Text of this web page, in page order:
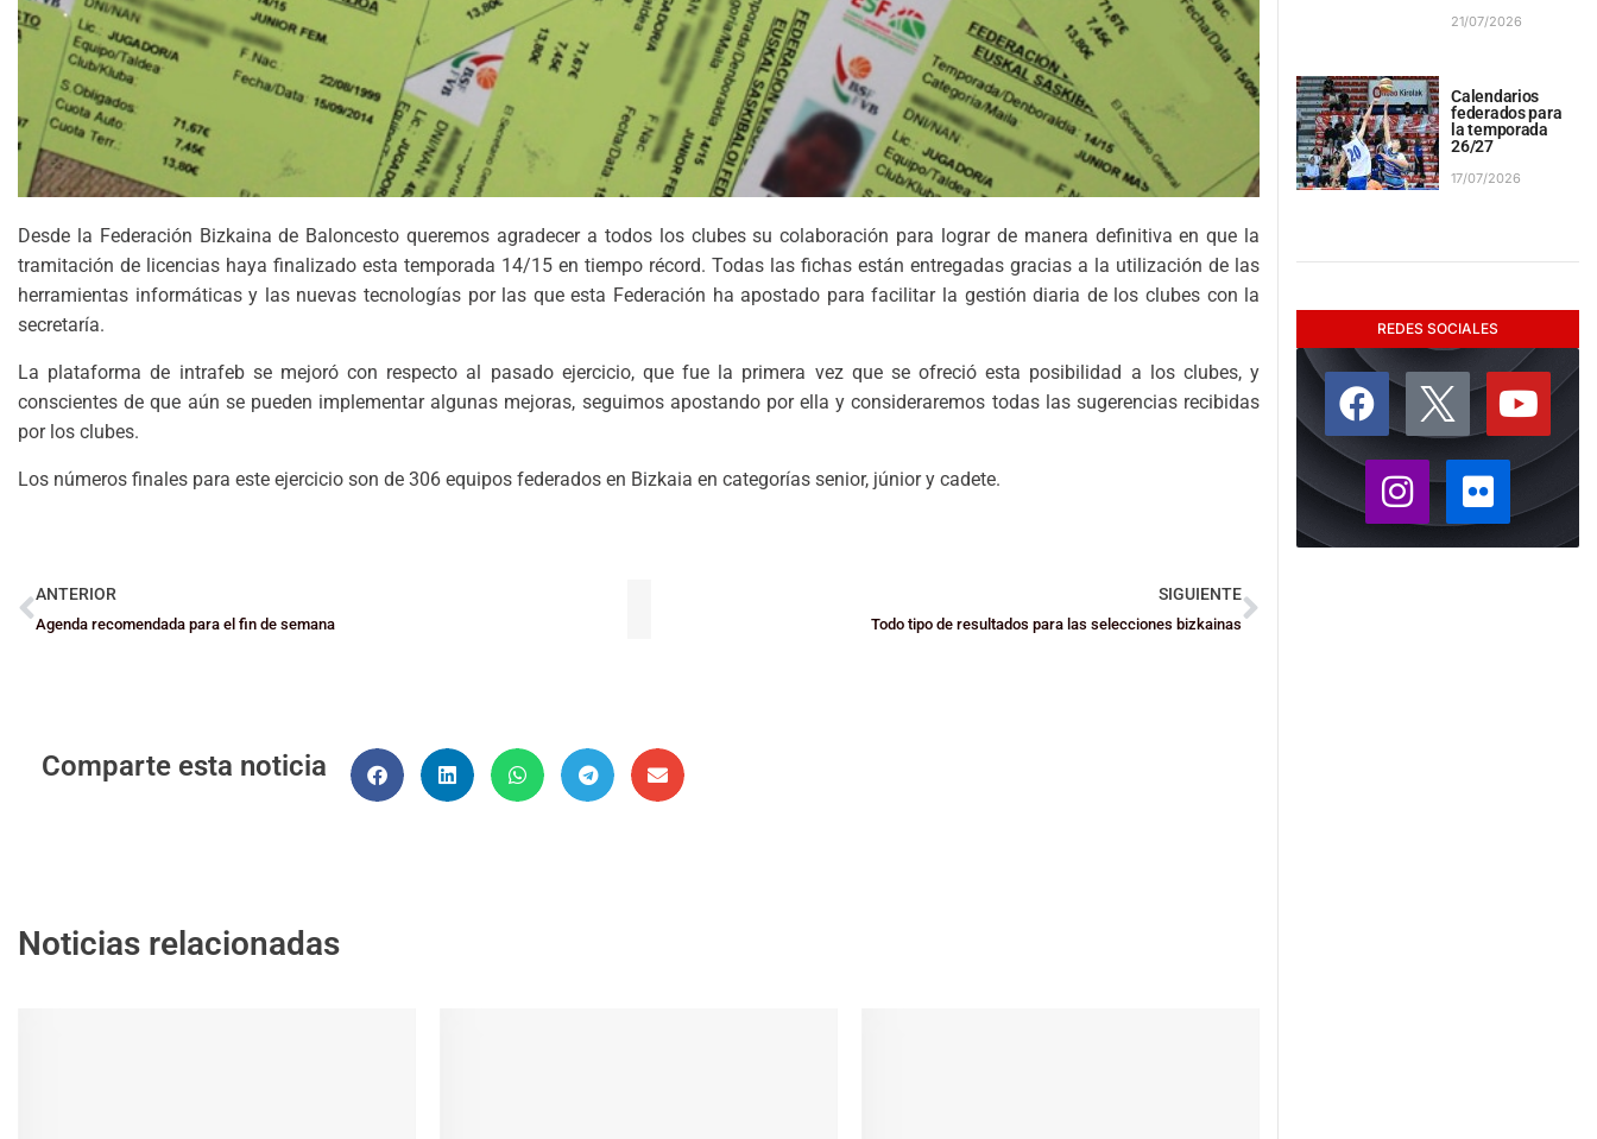
Desde la Federación Bizkaina de Baloncesto queremos agradecer a todos los clubes su colaboración para lograr de manera definitiva en que la
tramitación de licencias haya finalizado esta temporada 14/15 en tiempo récord. Todas las fichas están entregadas gracias a la utilización de las
herramientas informáticas y las nuevas tecnologías por las que esta Federación ha apostado para facilitar la gestión diaria de los clubes con la
secretaría.
La plataforma de intrafeb se mejoró con respecto al pasado ejercicio, que fue la primera vez que se ofreció esta posibilidad a los clubes, y
conscientes de que aún se pueden implementar algunas mejoras, seguimos apostando por ella y consideraremos todas las sugerencias recibidas
por los clubes.
Los números finales para este ejercicio son de 306 equipos federados en Bizkaia en categorías senior, júnior y cadete.
ANTERIOR
Agenda recomendada para el fin de semana
SIGUIENTE
Todo tipo de resultados para las selecciones bizkainas
Comparte esta noticia
Noticias relacionadas
21/07/2026
Calendarios
federados para
la temporada
26/27
17/07/2026
REDES SOCIALES